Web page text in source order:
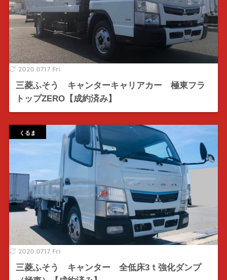
2020.07.17 Fri
三菱ふそう キャンターキャリアカー 極東フラ
トップZERO【成約済み】
2020.07.17 Fri
三菱ふそう キャンター 全低床3ｔ強化ダンプ
くるま